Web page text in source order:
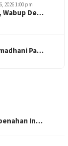
2026 1:00 pm
Wabup De…
Pa…
In…